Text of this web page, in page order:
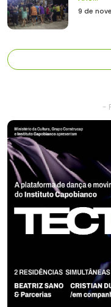
9 de
-